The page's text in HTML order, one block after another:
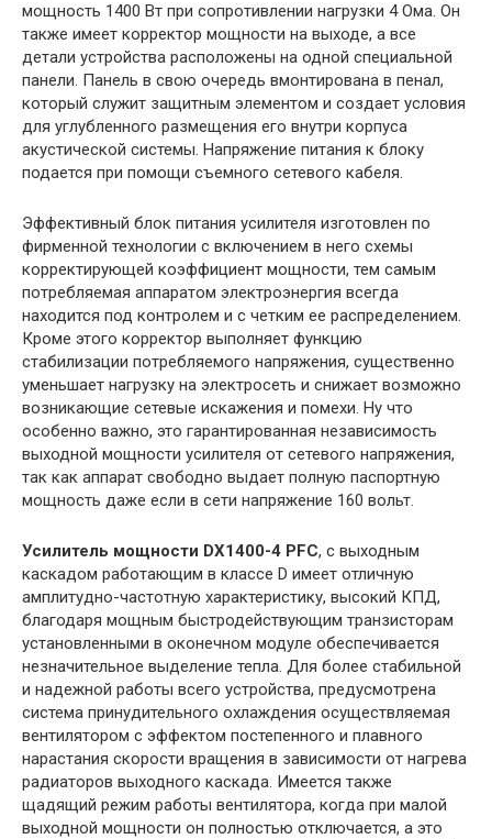
мощность 1400 Вт при сопротивлении нагрузки 4 Ома. Он
также имеет корректор мощности на выходе, а все
детали устройства расположены на одной специальной
панели. Панель в свою очередь вмонтирована в пенал,
который служит защитным элементом и создает условия
для углубленного размещения его внутри корпуса
акустической системы. Напряжение питания к блоку
подается при помощи съемного сетевого кабеля.
Эффективный блок питания усилителя изготовлен по
фирменной технологии с включением в него схемы
корректирующей коэффициент мощности, тем самым
потребляемая аппаратом электроэнергия всегда
находится под контролем и с четким ее распределением.
Кроме этого корректор выполняет функцию
стабилизации потребляемого напряжения, существенно
уменьшает нагрузку на электросеть и снижает возможно
возникающие сетевые искажения и помехи. Ну что
особенно важно, это гарантированная независимость
выходной мощности усилителя от сетевого напряжения,
так как аппарат свободно выдает полную паспортную
мощность даже если в сети напряжение 160 вольт.
Усилитель мощности DX1400-4 PFC, с выходным
каскадом работающим в классе D имеет отличную
амплитудно-частотную характеристику, высокий КПД,
благодаря мощным быстродействующим транзисторам
установленными в оконечном модуле обеспечивается
незначительное выделение тепла. Для более стабильной
и надежной работы всего устройства, предусмотрена
система принудительного охлаждения осуществляемая
вентилятором с эффектом постепенного и плавного
нарастания скорости вращения в зависимости от нагрева
радиаторов выходного каскада. Имеется также
щадящий режим работы вентилятора, когда при малой
выходной мощности он полностью отключается, а это